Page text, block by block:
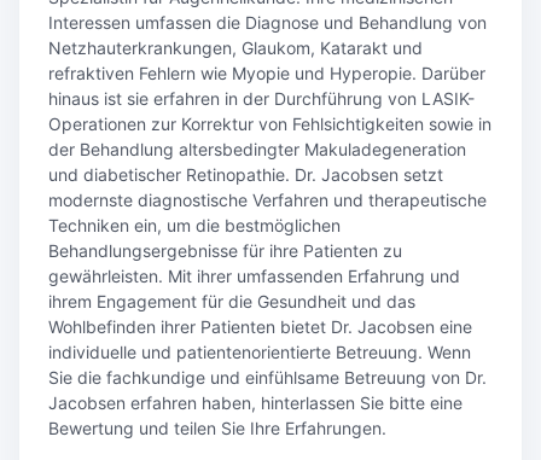
Interessen umfassen die Diagnose und Behandlung von
Netzhauterkrankungen, Glaukom, Katarakt und
refraktiven Fehlern wie Myopie und Hyperopie. Darüber
hinaus ist sie erfahren in der Durchführung von LASIK-
Operationen zur Korrektur von Fehlsichtigkeiten sowie in
der Behandlung altersbedingter Makuladegeneration
und diabetischer Retinopathie. Dr. Jacobsen setzt
modernste diagnostische Verfahren und therapeutische
Techniken ein, um die bestmöglichen
Behandlungsergebnisse für ihre Patienten zu
gewährleisten. Mit ihrer umfassenden Erfahrung und
ihrem Engagement für die Gesundheit und das
Wohlbefinden ihrer Patienten bietet Dr. Jacobsen eine
individuelle und patientenorientierte Betreuung. Wenn
Sie die fachkundige und einfühlsame Betreuung von Dr.
Jacobsen erfahren haben, hinterlassen Sie bitte eine
Bewertung und teilen Sie Ihre Erfahrungen.